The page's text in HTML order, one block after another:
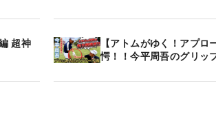
超神
【アトムがゆく！アプ
愕！！今平周吾のグリッ